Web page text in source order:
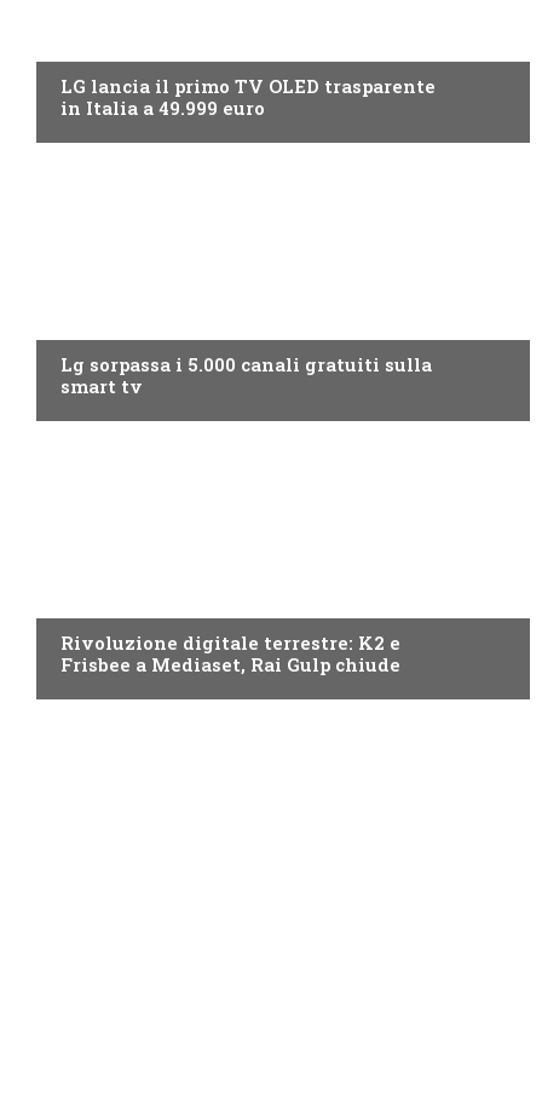
LG lancia il primo TV OLED trasparente
in Italia a 49.999 euro
Lg sorpassa i 5.000 canali gratuiti sulla
smart tv
Rivoluzione digitale terrestre: K2 e
Frisbee a Mediaset, Rai Gulp chiude